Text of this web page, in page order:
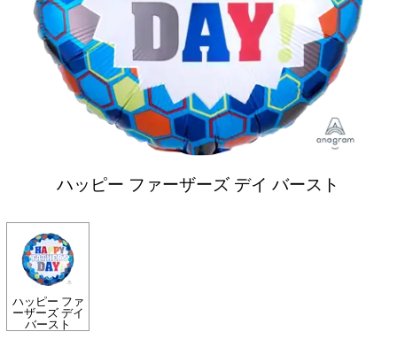
ハッピー ファーザーズ デイ バースト
ハッピー ファ
ーザーズ デイ
バースト